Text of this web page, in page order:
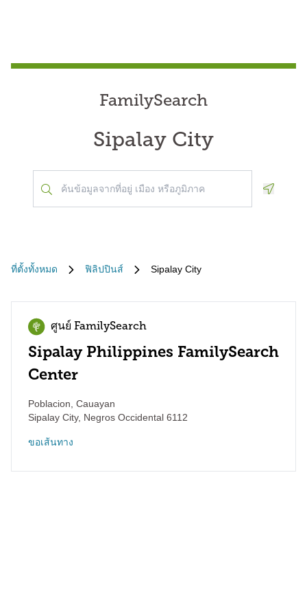
FamilySearch
Sipalay City
ที่ตั้งทั้งหมด ฟิลิปปินส์ Sipalay City
ศูนย์ FamilySearch
Sipalay Philippines FamilySearch
Center
Poblacion, Cauayan
Sipalay City, Negros Occidental 6112
ขอเส้นทาง